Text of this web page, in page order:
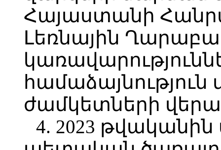
Հայաստանի
Լեռնային
համաձայնություն
ժամկետների
4. 2023